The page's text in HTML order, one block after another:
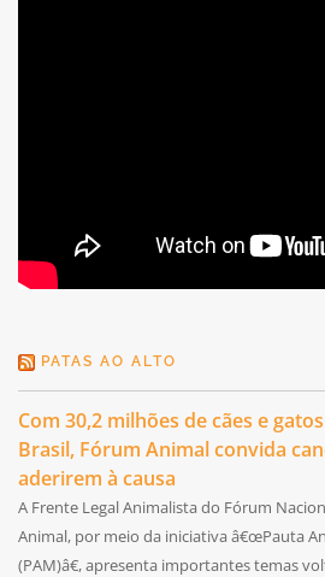
PATAS AO ALTO
Com 30,2 milhões de cães e
Brasil, Fórum Animal convida
aderirem à causa
A Frente Legal Animalista do Fórum
Animal, por meio da iniciativa â€œPauta
(PAM)â€, apresenta importantes temas